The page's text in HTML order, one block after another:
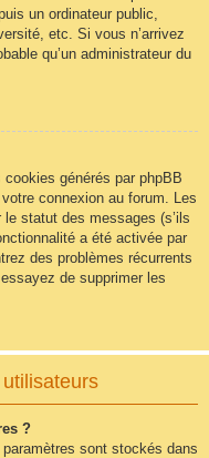
un ordinateur public,
etc. Si vous n’arrivez
qu’un administrateur du
générés par phpBB
connexion au forum. Les
statut des messages (s’ils
a été activée par
des problèmes récurrents
de supprimer les
?
sont stockés dans